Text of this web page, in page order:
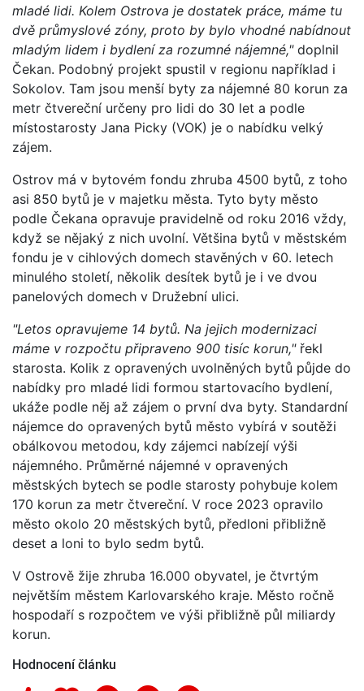
mladé lidi. Kolem Ostrova je dostatek práce, máme tu
dvě průmyslové zóny, proto by bylo vhodné nabídnout
mladým lidem i bydlení za rozumné nájemné," doplnil
Čekan. Podobný projekt spustil v regionu například i
Sokolov. Tam jsou menší byty za nájemné 80 korun za
metr čtvereční určeny pro lidi do 30 let a podle
místostarosty Jana Picky (VOK) je o nabídku velký
zájem.
Ostrov má v bytovém fondu zhruba 4500 bytů, z toho
asi 850 bytů je v majetku města. Tyto byty město
podle Čekana opravuje pravidelně od roku 2016 vždy,
když se nějaký z nich uvolní. Většina bytů v městském
fondu je v cihlových domech stavěných v 60. letech
minulého století, několik desítek bytů je i ve dvou
panelových domech v Družební ulici.
"Letos opravujeme 14 bytů. Na jejich modernizaci
máme v rozpočtu připraveno 900 tisíc korun," řekl
starosta. Kolik z opravených uvolněných bytů půjde do
nabídky pro mladé lidi formou startovacího bydlení,
ukáže podle něj až zájem o první dva byty. Standardní
nájemce do opravených bytů město vybírá v soutěži
obálkovou metodou, kdy zájemci nabízejí výši
nájemného. Průměrné nájemné v opravených
městských bytech se podle starosty pohybuje kolem
170 korun za metr čtvereční. V roce 2023 opravilo
město okolo 20 městských bytů, předloni přibližně
deset a loni to bylo sedm bytů.
V Ostrově žije zhruba 16.000 obyvatel, je čtvrtým
největším městem Karlovarského kraje. Město ročně
hospodaří s rozpočtem ve výši přibližně půl miliardy
korun.
Hodnocení článku